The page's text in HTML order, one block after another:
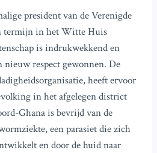
president van de Verenigde
termijn in het Witte Huis
is indrukwekkend en
respect gewonnen. De
heeft ervoor
in het afgelegen district
Ghana is bevrijd van de
een parasiet die zich
en door de huid naar